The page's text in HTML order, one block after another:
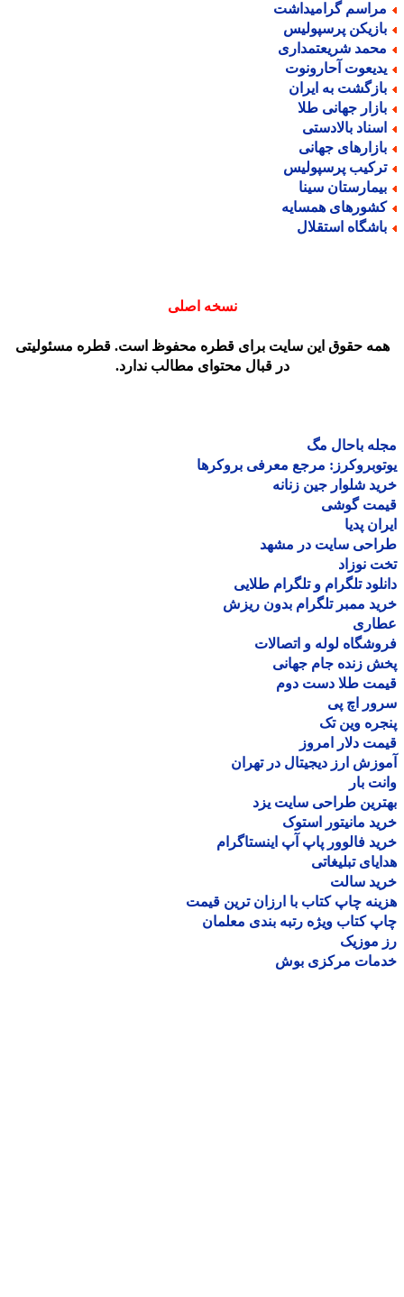
گرامیداشت
پرسپولیس
شریعتمداری
آحارونوت
به ایران
جهانی طلا
بالادستی
جهانی
پرسپولیس
سینا
همسایه
استقلال
نسخه اصلی
حقوق این سایت برای قطره محفوظ است. قطره مسئولیتی
در قبال محتوای مطالب ندارد.
باحال مگ
مرجع معرفی بروکرها
شلوار جین زنانه
گوشی
پدیا
سایت در مشهد
نوزاد
تلگرام و تلگرام طلایی
ممبر تلگرام بدون ریزش
لوله و اتصالات
زنده جام جهانی
طلا دست دوم
اچ پی
وین تک
دلار امروز
ارز دیجیتال در تهران
بار
طراحی سایت یزد
مانیتور استوک
فالوور پاپ آپ اینستاگرام
تبلیغاتی
سالت
چاپ کتاب با ارزان ترین قیمت
کتاب ویژه رتبه بندی معلمان
موزیک
مرکزی بوش